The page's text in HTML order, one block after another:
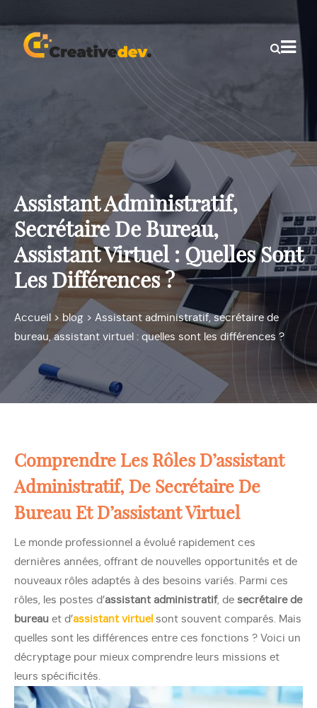
Assistant Administratif,
Secrétaire De Bureau,
Assistant Virtuel : Quelles Sont
Les Différences ?
Accueil > blog > Assistant administratif, secrétaire de
bureau, assistant virtuel : quelles sont les différences ?
Comprendre Les Rôles D’assistant
Administratif, De Secrétaire De
Bureau Et D’assistant Virtuel
Le monde professionnel a évolué rapidement ces
dernières années, offrant de nouvelles opportunités et de
nouveaux rôles adaptés à des besoins variés. Parmi ces
rôles, les postes d’assistant administratif, de secrétaire de
bureau et d’assistant virtuel sont souvent comparés. Mais
quelles sont les différences entre ces fonctions ? Voici un
décryptage pour mieux comprendre leurs missions et
leurs spécificités.